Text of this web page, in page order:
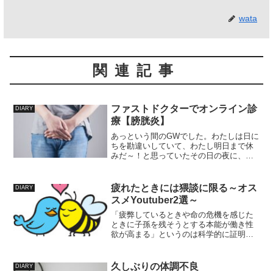
wata
関連記事
DIARY
ファストドクターでオンライン診
療【膀胱炎】
あっという間のGWでした。わたしは日に
ちを勘違いしていて、わたし明日まで休
みだ～！と思っていたその日の夜に、
病！ふつうの日でも相当高い病院へ行く
ことのハードルがさらに...
DIARY
疲れたときには猥談に限る～オス
スメYoutuber2選～
「疲弊しているときや命の危機を感じた
ときに子孫を残そうとする本能が働き性
欲が高まる」というのは科学的に証明さ
和しようとして分泌されたホルモンの影
DIARY 久しぶりの体調不良